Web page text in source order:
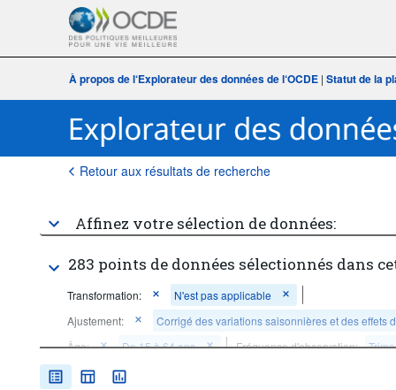
À propos de l‘Explorateur des données de l‘OCDE | Statut de la
Retour aux résultats de recherche
Affinez votre sélection de données:
283 points de données sélectionnés dans
Transformation:
N'est pas applicable
Ajustement:
Corrigé des variations saisonnières et des effets
Âge:
De 15 à 64 ans Fréquence d'observation:
Période temporelle: